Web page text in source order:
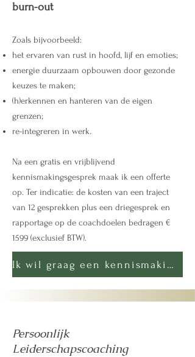
burn-out
Zoals bijvoorbeeld:
het ervaren van rust in hoofd, lijf en emoties;
energie duurzaam opbouwen door gezonde
keuzes te maken;
(h)erkennen en hanteren van de eigen
grenzen;
re-integreren in werk.
​Na een gratis en vrijblijvend
kennismakingsgesprek maak ik een offerte
op. Ter indicatie: de kosten van een traject
van 12 gesprekken plus een driegesprek en
rapportage op de coachdoelen bedragen €
1599 (exclusief BTW).
Ik wil graag een kennismakingsgesprek
Persoonlijk
Leiderschapscoaching